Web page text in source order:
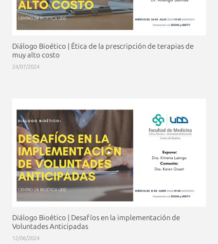
Diálogo Bioético | Ética de la prescripción de terapias de
muy alto costo
24/07/2024
Diálogo Bioético | Desafíos en la implementación de
Voluntades Anticipadas
12/06/2024